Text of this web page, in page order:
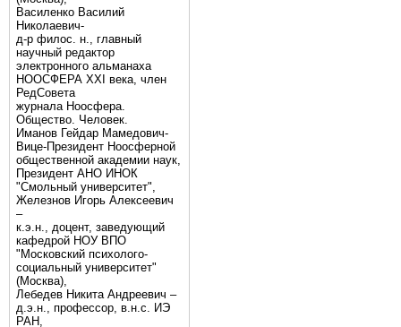
Василенко Василий
Николаевич-
д-р филос. н., главный
научный редактор
электронного альманаха
НООСФЕРА XXI века, член
РедСовета
журнала Ноосфера.
Общество. Человек.
Иманов Гейдар Мамедович-
Вице-Президент Ноосферной
общественной академии наук,
Президент АНО ИНОК
"Смольный университет",
Железнов Игорь Алексеевич
–
к.э.н., доцент, заведующий
кафедрой НОУ ВПО
"Московский психолого-
социальный университет"
(Москва),
Лебедев Никита Андреевич –
д.э.н., профессор, в.н.с. ИЭ
РАН,